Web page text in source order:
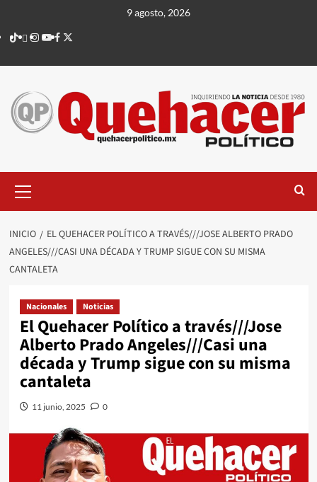
contenido
9 agosto, 2026
TikTok
threads
Instagram
Youtube
Facebook
X
principal
INICIO
EL QUEHACER POLÍTICO A TRAVÉS///JOSE ALBERTO PRADO
ANGELES///CASI UNA DÉCADA Y TRUMP SIGUE CON SU MISMA
CANTALETA
Nacionales Noticias
El Quehacer Político a través///Jose
Alberto Prado Angeles///Casi una
década y Trump sigue con su misma
cantaleta
11 junio, 2025 0